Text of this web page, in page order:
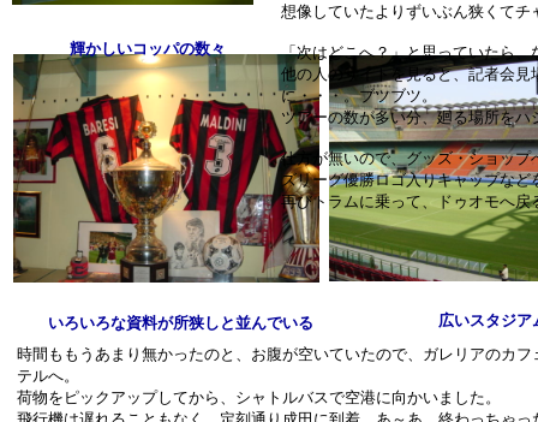
広いスタジア
想像していたよりずいぶん狭くて
「次はどこへ？」と思っていたら
他の人のサイトを見ると、記者会
に・・・。ブツブツ。
ツアーの数が多い分、廻る場所をハ
仕方が無いので、グッズ・ショッ
ズリーグ優勝ロゴ入りキャップなど
再びトラムに乗って、ドゥオモへ戻
輝かしいコッパの数々
いろいろな資料が所狭しと並んでいる
時間ももうあまり無かったのと、お腹が空いていたので、ガレリアのカ
テルへ。
荷物をピックアップしてから、シャトルバスで空港に向かいました。